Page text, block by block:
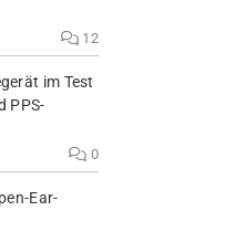
12
im Test
PPS-
0
Ear-